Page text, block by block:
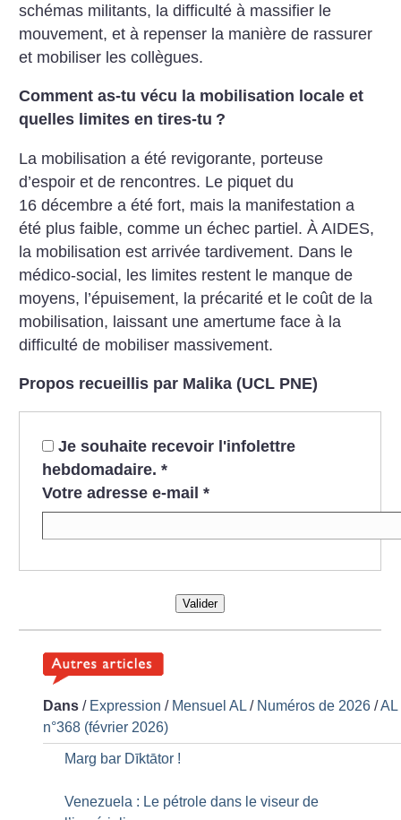
schémas militants, la difficulté à massifier le
mouvement, et à repenser la manière de rassurer
et mobiliser les collègues.
Comment as-tu vécu la mobilisation locale et
quelles limites en tires-tu ?
La mobilisation a été revigorante, porteuse
d’espoir et de rencontres. Le piquet du
16 décembre a été fort, mais la manifestation a
été plus faible, ­comme un échec partiel. À AIDES,
la mobilisation est arrivée tardivement. Dans le
médico-social, les limites restent le manque de
moyens, l’épuisement, la précarité et le coût de la
mobilisation, laissant une amertume face à la
difficulté de mobiliser massivement.
Propos recueillis par Malika (UCL PNE)
Je souhaite recevoir l'infolettre
hebdomadaire. *
Votre adresse e-mail *
Valider
Dans / Expression / Mensuel AL / Numéros de 2026 /AL
n°368 (février 2026)
Marg bar Dīktātor !
Venezuela : Le pétrole dans le viseur de